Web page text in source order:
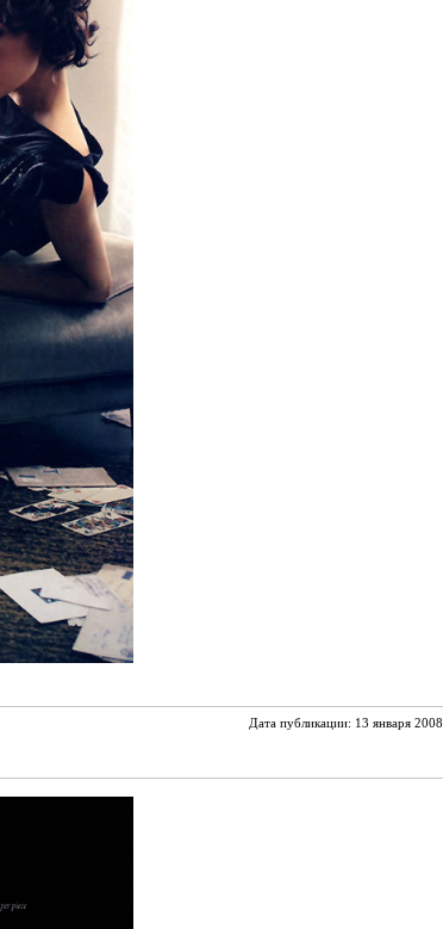
Дата публикации: 13 января 2008